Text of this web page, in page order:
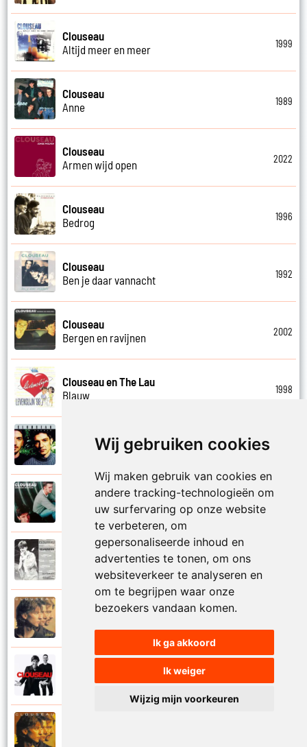
Wij gebruiken cookies
Wij maken gebruik van cookies en
andere tracking-technologieën om
uw surfervaring op onze website
te verbeteren, om
gepersonaliseerde inhoud en
advertenties te tonen, om ons
websiteverkeer te analyseren en
om te begrijpen waar onze
bezoekers vandaan komen.
Ik ga akkoord
Ik weiger
Wijzig mijn voorkeuren
Clouseau
Altijd meer en meer
1999
Clouseau
Anne
1989
Clouseau
Armen wijd open
2022
Clouseau
Bedrog
1996
Clouseau
Ben je daar vannacht
1992
Clouseau
Bergen en ravijnen
2002
Clouseau en The Lau
Blauw
1998
Clouseau
Blijf bij mij
Clouseau
Brandend avontuur
Clouseau
Brandweer
Clouseau
California